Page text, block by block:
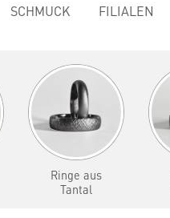
SCHMUCK FILIALEN
Ringe aus
Tantal